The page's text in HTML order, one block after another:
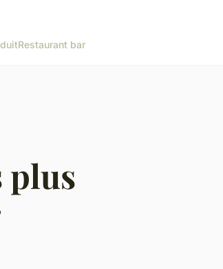
Restaurant bar
plus